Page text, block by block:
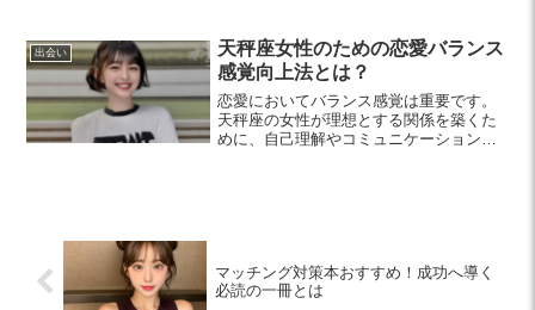
イントも紹介！
出会い
天秤座女性のための恋愛バランス
感覚向上法とは？
恋愛においてバランス感覚は重要です。
天秤座の女性が理想とする関係を築くた
めに、自己理解やコミュニケーション、
マッチング対策本おすすめ！成功へ導く
必読の一冊とは